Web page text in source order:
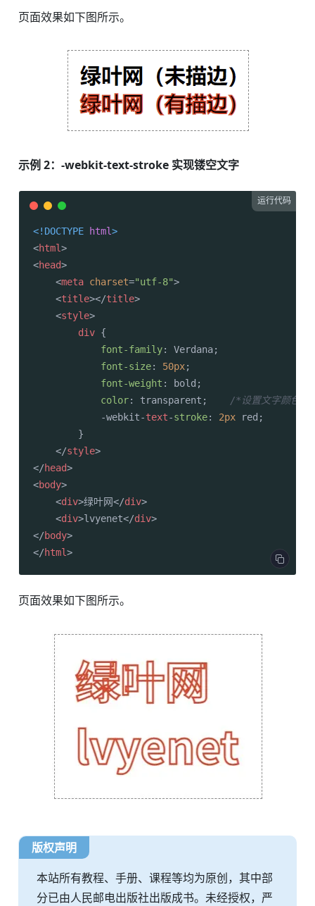
页面效果如下图所示。
示例 2：-webkit-text-stroke 实现镂空文字
运行代码
<!DOCTYPE html>
<html>
<head>
<meta charset="utf-8">
<title></title>
<style>
div {
font-family: Verdana;
font-size: 50px;
font-weight : bold;
color: transparent;
/*设置文字颜色为
            -webkit-
text-stroke: 2px red;
        }
</style>
</head>
<body>
<div>绿叶网</div>
<div>lvyenet</div>
</body>
</html>
页面效果如下图所示。
版权声明
本站所有教程、手册、课程等均为原创，其中部
分已由人民邮电出版社出版成书。未经授权，严